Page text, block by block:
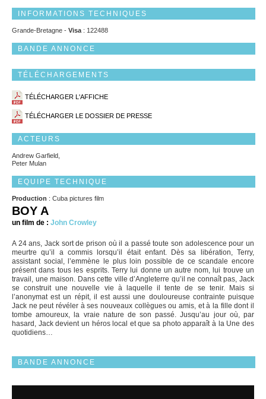
INFORMATIONS TECHNIQUES
Grande-Bretagne - Visa : 122488
BANDE ANNONCE
TÉLÉCHARGEMENTS
TÉLÉCHARGER L'AFFICHE
TÉLÉCHARGER LE DOSSIER DE PRESSE
ACTEURS
Andrew Garfield,
Peter Mulan
EQUIPE TECHNIQUE
Production : Cuba pictures film
BOY A
un film de : John Crowley
A 24 ans, Jack sort de prison où il a passé toute son adolescence pour un
meurtre qu’il a commis lorsqu’il était enfant. Dès sa libération, Terry,
assistant social, l’emmène le plus loin possible de ce scandale encore
présent dans tous les esprits. Terry lui donne un autre nom, lui trouve un
travail, une maison. Dans cette ville d’Angleterre qu’il ne connaît pas, Jack
se construit une nouvelle vie à laquelle il tente de se tenir. Mais si
l’anonymat est un répit, il est aussi une douloureuse contrainte puisque
Jack ne peut révéler à ses nouveaux collègues ou amis, et à la fille dont il
tombe amoureux, la vraie nature de son passé. Jusqu’au jour où, par
hasard, Jack devient un héros local et que sa photo apparaît à la Une des
quotidiens…
BANDE ANNONCE